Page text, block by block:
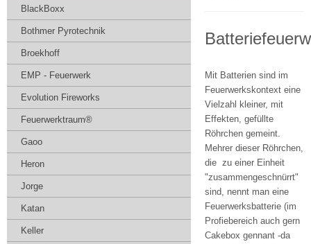
Mit Batterien sind im
Feuerwerkskontext eine
Vielzahl kleiner, mit
Effekten, gefüllte
Röhrchen gemeint.
Mehrer dieser Röhrchen,
die zu einer Einheit
"zusammengeschnürrt"
sind, nennt man eine
Feuerwerksbatterie (im
Profiebereich auch gern
Cakebox gennant -da
BlackBoxx
Bothmer Pyrotechnik
Broekhoff
EMP - Feuerwerk
Evolution Fireworks
Feuerwerktraum®
Gaoo
Heron
Jorge
Katan
Keller